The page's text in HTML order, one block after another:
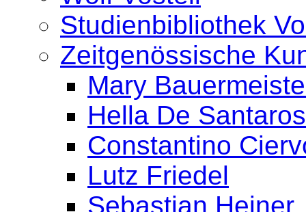
Studienbibliothek
Zeitgenössische
Mary
Hella De
Constantino
Lutz Friedel
Sebastian Heiner